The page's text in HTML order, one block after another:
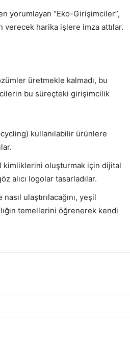
yorumlayan “Eko-Girişimciler”,
harika işlere imza attılar.
üretmekle kalmadı, bu
bu süreçteki girişimcilik
kullanılabilir ürünlere
oluşturmak için dijital
alıcı logolar tasarladılar.
ulaştırılacağını, yeşil
temellerini öğrenerek kendi